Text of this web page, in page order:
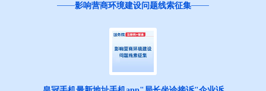
影响营商环境建设问题线索征集